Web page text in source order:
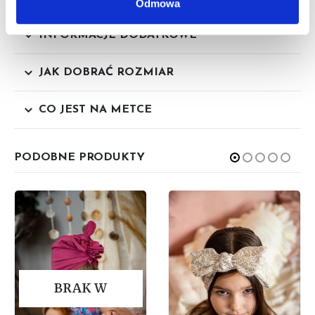
Odmowa
INFORMACJE DODATKOWE
JAK DOBRAĆ ROZMIAR
CO JEST NA METCE
PODOBNE PRODUKTY
BRAK W